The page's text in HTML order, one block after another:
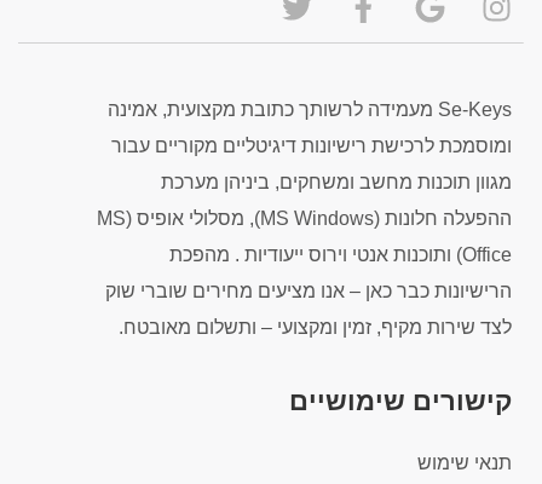
Se-Keys מעמידה לרשותך כתובת מקצועית, אמינה
ומוסמכת לרכישת רישיונות דיגיטליים מקוריים עבור
מגוון תוכנות מחשב ומשחקים, ביניהן מערכת
ההפעלה חלונות (MS Windows), מסלולי אופיס (MS
Office) ותוכנות אנטי וירוס ייעודיות . מהפכת
הרישיונות כבר כאן – אנו מציעים מחירים שוברי שוק
לצד שירות מקיף, זמין ומקצועי – ותשלום מאובטח.
קישורים שימושיים
תנאי שימוש